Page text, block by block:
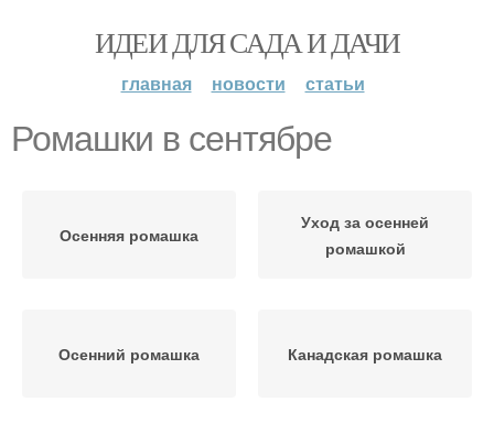
ИДЕИ ДЛЯ САДА И ДАЧИ
главная новости статьи
Ромашки в сентябре
Осенняя ромашка
Уход за осенней
ромашкой
Осенний ромашка Канадская ромашка